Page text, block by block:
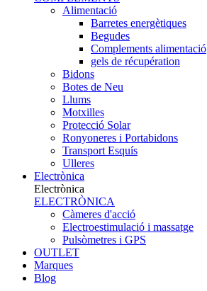
Alimentació
Barretes energètiques
Begudes
Complements alimentació
gels de récupération
Bidons
Botes de Neu
Llums
Motxilles
Protecció Solar
Ronyoneres i Portabidons
Transport Esquís
Ulleres
Electrònica
Electrònica
ELECTRÒNICA
Càmeres d'acció
Electroestimulació i massatge
Pulsòmetres i GPS
OUTLET
Marques
Blog